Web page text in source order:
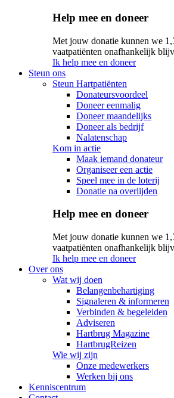
Help mee en doneer
Met jouw donatie kunnen we
vaatpatiënten onafhankelijk
Ik help mee en doneer
Steun ons
Steun Hartpatiënten
Donateursvoordeel
Doneer eenmalig
Doneer maandelijks
Doneer als bedrijf
Nalatenschap
Kom in actie
Maak iemand donateur
Organiseer een actie
Speel mee in de loterij
Donatie na overlijden
Help mee en doneer
Met jouw donatie kunnen we
vaatpatiënten onafhankelijk
Ik help mee en doneer
Over ons
Wat wij doen
Belangenbehartiging
Signaleren & informeren
Verbinden & begeleiden
Adviseren
Hartbrug Magazine
HartbrugReizen
Wie wij zijn
Onze medewerkers
Werken bij ons
Kenniscentrum